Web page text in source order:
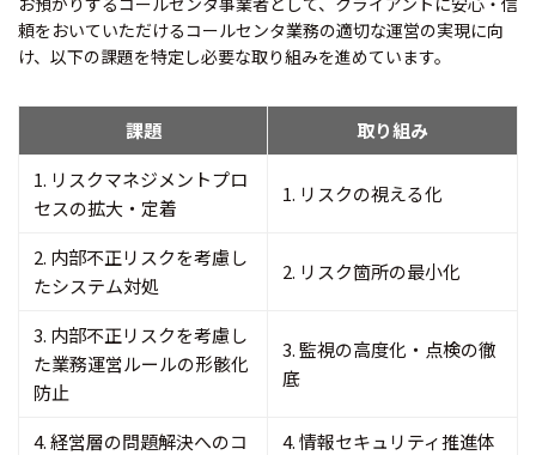
頼をおいていただけるコールセンタ業務の適切な運営の実現に向
け、以下の課題を特定し必要な取り組みを進めています。
課題
取り組み
1. リスクマネジメントプロ
セスの拡大・定着
1. リスクの視える化
2. 内部不正リスクを考慮し
たシステム対処
2. リスク箇所の最小化
3. 内部不正リスクを考慮し
た業務運営ルールの形骸化
防止
3. 監視の高度化・点検の徹
底
4. 経営層の問題解決へのコ
4. 情報セキュリティ推進体